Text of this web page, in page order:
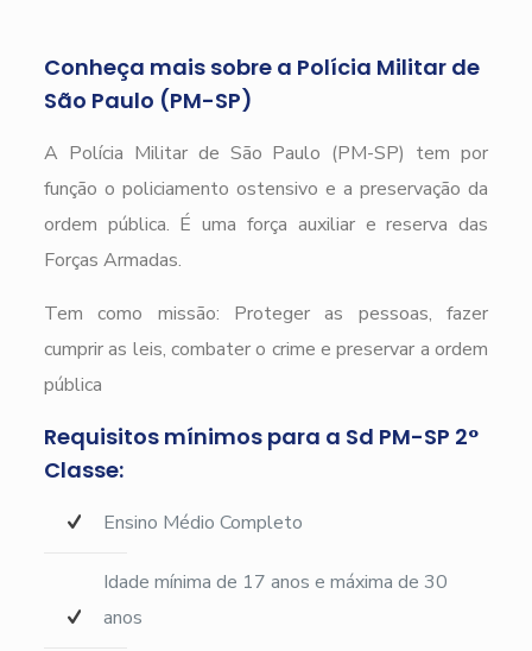
Conheça mais sobre a Polícia Militar de
São Paulo (PM-SP)
A Polícia Militar de São Paulo (PM-SP) tem por
função o policiamento ostensivo e a preservação da
ordem pública. É uma força auxiliar e reserva das
Forças Armadas.
Tem como missão: Proteger as pessoas, fazer
cumprir as leis, combater o crime e preservar a ordem
pública
Requisitos mínimos para a Sd PM-SP 2°
Classe:
Ensino Médio Completo
Idade mínima de 17 anos e máxima de 30
anos